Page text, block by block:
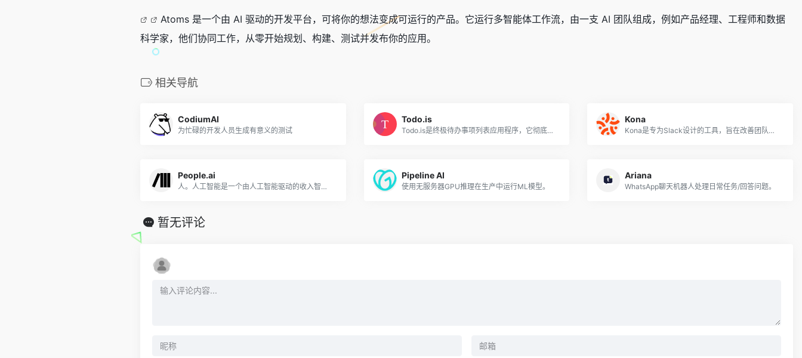
Atoms 是一个由 AI 驱动的开发平台，可将你的想法变成可运行的产品。它运行多智能体工作流，由一支 AI 团队组成，例如产品经理、工程师和数据
科学家，他们协同工作，从零开始规划、构建、测试并发布你的应用。
相关导航
CodiumAI
为忙碌的开发人员生成有意义的测试
Todo.is
Todo.is是终极待办事项列表应用程序，它彻底改变了任务和项目管理，帮助用户保持组织化、专注和实现更多
Kona
Kona是专为Slack设计的工具，旨在改善团队福祉，消除倦怠并培养健康的工作场所文化
People.ai
人。人工智能是一个由人工智能驱动的收入智能平台，它可以自动输入数据，提供可操作的见解，并提供对交易和管道的全面可见性。
Pipeline AI
使用无服务器GPU推理在生产中运行ML模型。
Ariana
WhatsApp聊天机器人处理日常任务/回答问题。
暂无评论